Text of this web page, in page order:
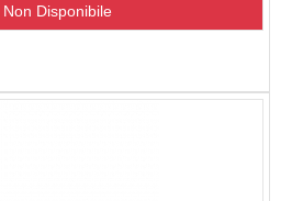
Non Disponibile